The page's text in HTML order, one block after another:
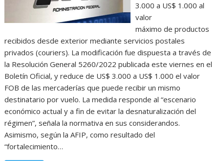
3.000 a US$ 1.000 al
valor
máximo de productos
recibidos desde exterior mediante servicios postales
privados (couriers). La modificación fue dispuesta a través de
la Resolución General 5260/2022 publicada este viernes en el
Boletín Oficial, y reduce de US$ 3.000 a US$ 1.000 el valor
FOB de las mercaderías que puede recibir un mismo
destinatario por vuelo. La medida responde al “escenario
económico actual y a fin de evitar la desnaturalización del
régimen”, señala la normativa en sus considerandos.
Asimismo, según la AFIP, como resultado del
“fortalecimiento…